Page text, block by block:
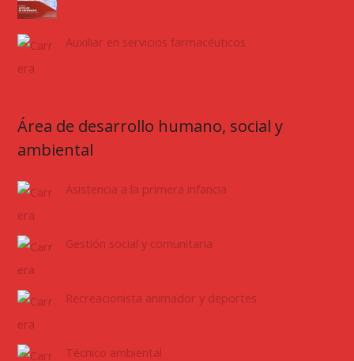
Auxiliar en servicios farmacéuticos
Área de desarrollo humano, social y
ambiental
Asistencia a la primera infancia
Gestión social y comunitaria
Recreacionista animador y deportes
Técnico ambiental